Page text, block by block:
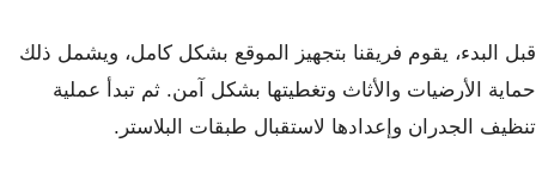
قبل البدء، يقوم فريقنا بتجهيز الموقع بشكل كامل، ويشمل ذلك
حماية الأرضيات والأثاث وتغطيتها بشكل آمن. ثم تبدأ عملية
تنظيف الجدران وإعدادها لاستقبال طبقات البلاستر.